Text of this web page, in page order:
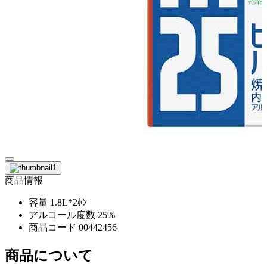
商品情報
容量 1.8L*2ﾎﾝ
アルコール度数 25%
商品コード 00442456
商品について